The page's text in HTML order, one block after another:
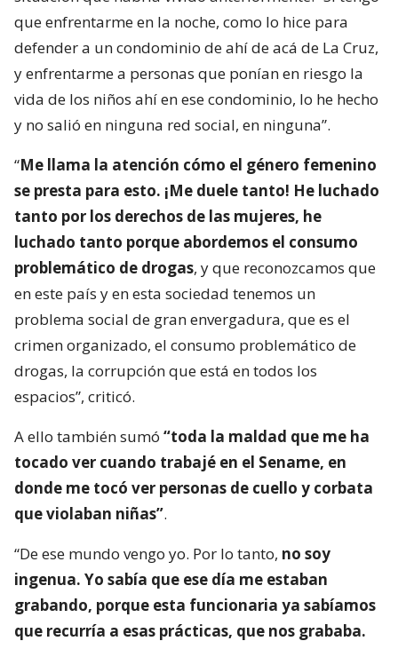
que enfrentarme en la noche, como lo hice para
defender a un condominio de ahí de acá de La Cruz,
y enfrentarme a personas que ponían en riesgo la
vida de los niños ahí en ese condominio, lo he hecho
y no salió en ninguna red social, en ninguna”.
“Me llama la atención cómo el género femenino
se presta para esto. ¡Me duele tanto! He luchado
tanto por los derechos de las mujeres, he
luchado tanto porque abordemos el consumo
problemático de drogas, y que reconozcamos que
en este país y en esta sociedad tenemos un
problema social de gran envergadura, que es el
crimen organizado, el consumo problemático de
drogas, la corrupción que está en todos los
espacios”, criticó.
A ello también sumó “toda la maldad que me ha
tocado ver cuando trabajé en el Sename, en
donde me tocó ver personas de cuello y corbata
que violaban niñas”.
“De ese mundo vengo yo. Por lo tanto, no soy
ingenua. Yo sabía que ese día me estaban
grabando, porque esta funcionaria ya sabíamos
que recurría a esas prácticas, que nos grababa.